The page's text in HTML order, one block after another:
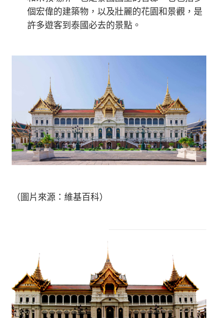
個宏偉的建築物，以及壯麗的花園和景觀，是
許多遊客到泰國必去的景點。
（圖片來源：維基百科）